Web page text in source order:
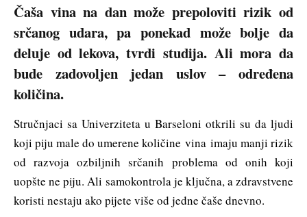
Čaša vina na dan može prepoloviti rizik od
srčanog udara, pa ponekad može bolje da
deluje od lekova, tvrdi studija. Ali mora da
bude zadovoljen jedan uslov – određena
količina.
Stručnjaci sa Univerziteta u Barseloni otkrili su da ljudi
koji piju male do umerene količine vina imaju manji rizik
od razvoja ozbiljnih srčanih problema od onih koji
uopšte ne piju. Ali samokontrola je ključna, a zdravstvene
koristi nestaju ako pijete više od jedne čaše dnevno.